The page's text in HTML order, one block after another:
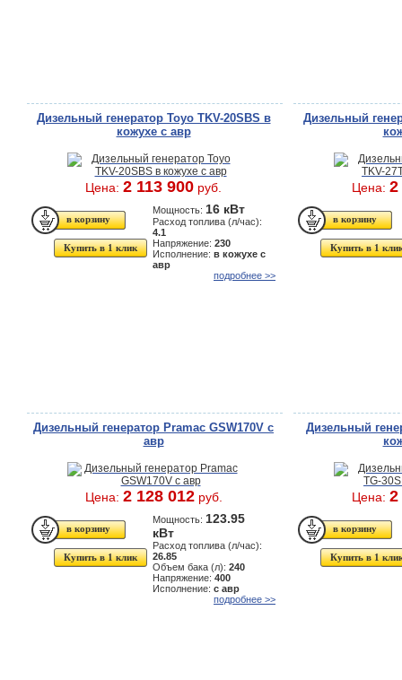
Дизельный генератор Toyo TKV-20SBS в
кожухе с авр
Цена: 2 113 900 руб.
Купить в 1 клик
Мощность: 16 кВт
Расход топлива (л/час):
4.1
Напряжение: 230
Исполнение: в кожухе с
авр
подробнее >>
Дизельный
Цена: 2
Купить в 1
Дизельный генератор Pramac GSW170V с
авр
Цена: 2 128 012руб.
Купить в 1 клик
Мощность: 123.95
кВт
Расход топлива (л/час):
26.85
Объем бака (л): 240
Напряжение: 400
Исполнение: с авр
подробнее >>
Дизельный
Цена: 2
Купить в 1